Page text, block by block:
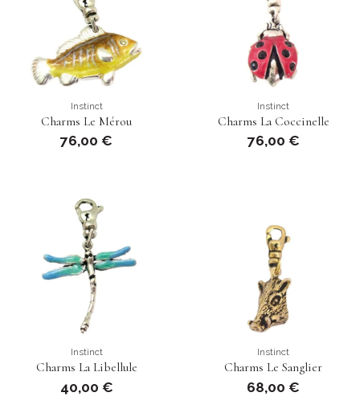
Instinct
Charms Le Mérou
76,00 €
Instinct
Charms La Coccinelle
76,00 €
Instinct
Charms La Libellule
40,00 €
Instinct
Charms Le Sanglier
68,00 €